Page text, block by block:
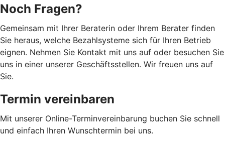
Noch Fragen?
Gemeinsam mit Ihrer Beraterin oder Ihrem Berater finden
Sie heraus, welche Bezahlsysteme sich für Ihren Betrieb
eignen. Nehmen Sie Kontakt mit uns auf oder besuchen Sie
uns in einer unserer Geschäftsstellen. Wir freuen uns auf
Sie.
Termin vereinbaren
Mit unserer Online-Terminvereinbarung buchen Sie schnell
und einfach Ihren Wunschtermin bei uns.